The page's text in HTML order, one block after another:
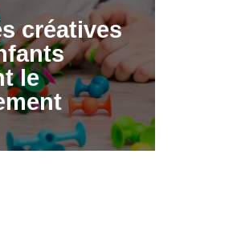
créatives
le